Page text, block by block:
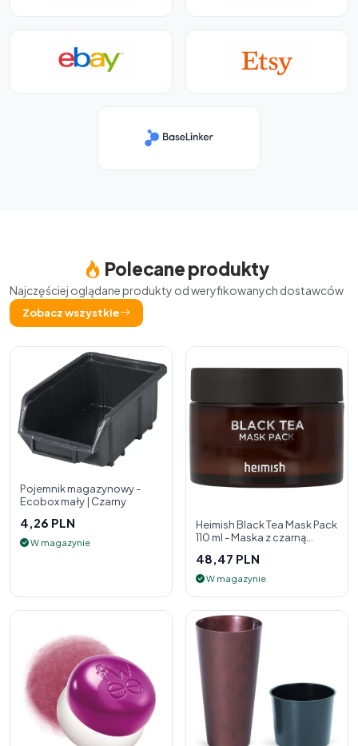
Polecane produkty
Najczęściej oglądane produkty od weryfikowanych dostawców
Zobacz wszystkie
Pojemnik magazynowy -
Ecobox mały | Czarny
4,26 PLN
W magazynie
Heimish Black Tea Mask Pack
110 ml - Maska z czarną
48,47 PLN
W magazynie